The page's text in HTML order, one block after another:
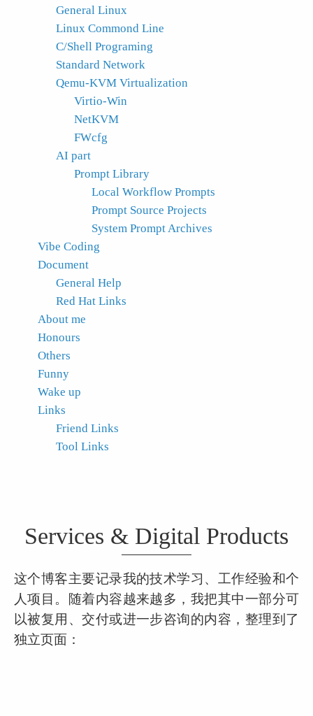
General Linux
Linux Commond Line
C/Shell Programing
Standard Network
Qemu-KVM Virtualization
Virtio-Win
NetKVM
FWcfg
AI part
Prompt Library
Local Workflow Prompts
Prompt Source Projects
System Prompt Archives
Vibe Coding
Document
General Help
Red Hat Links
About me
Honours
Others
Funny
Wake up
Links
Friend Links
Tool Links
Services & Digital Products
这个博客主要记录我的技术学习、工作经验和个
人项目。随着内容越来越多，我把其中一部分可
以被复用、交付或进一步咨询的内容，整理到了
独立页面：